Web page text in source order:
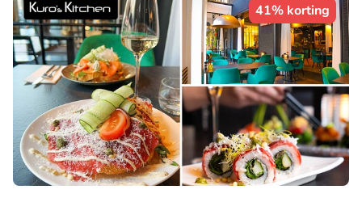
41% korting